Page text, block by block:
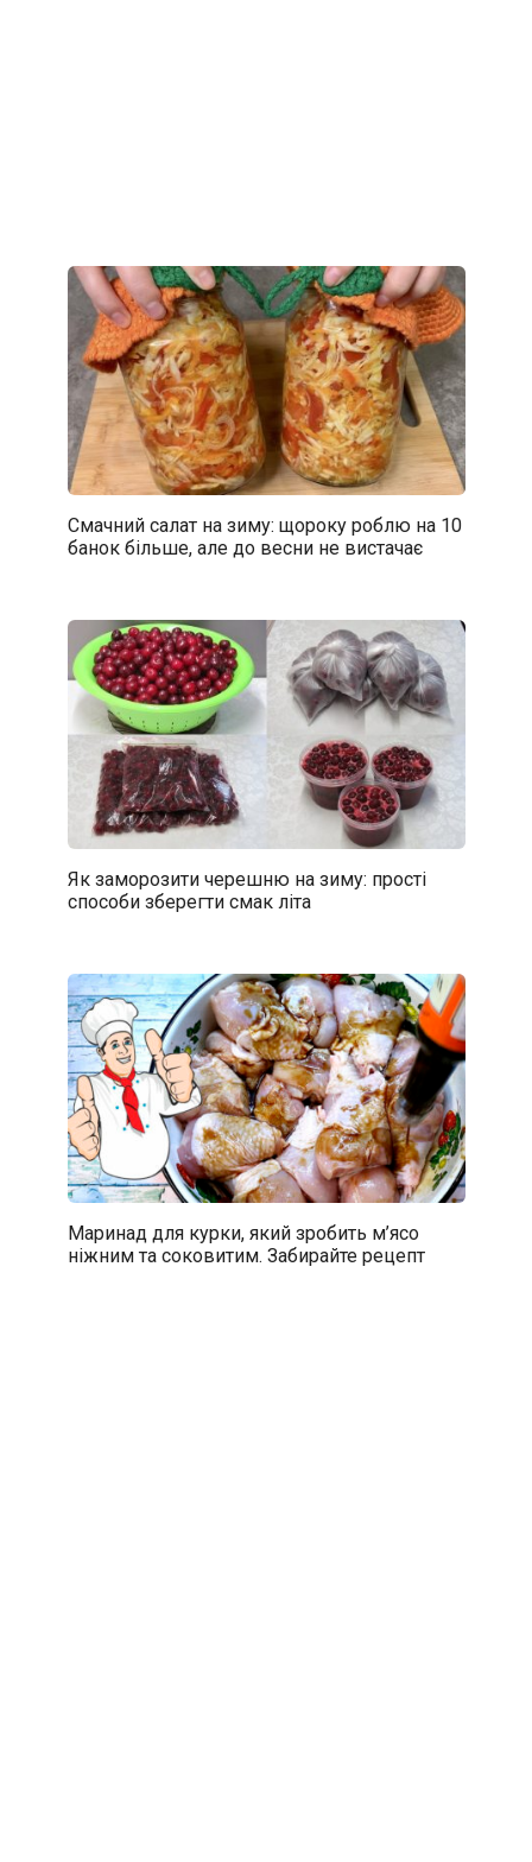
Смачний салат на зиму: щороку роблю на 10
банок більше, але до весни не вистачає
Як заморозити черешню на зиму: прості
способи зберегти смак літа
Маринад для курки, який зробить м’ясо
ніжним та соковитим. Забирайте рецепт